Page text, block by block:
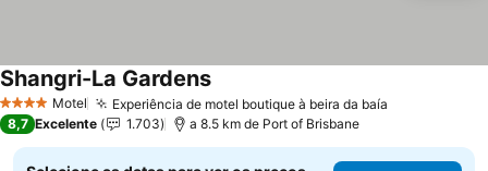
4 EstrelasMotel Experiência de motel boutique à beira da baía
Shangri-La Gardens
8,7 Excelente 1.703 a 8.5 km de Port of Brisbane